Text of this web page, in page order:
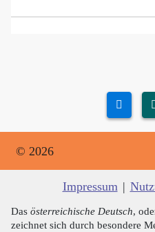
© 2026
Impressum |
Das österreichische Deutsch,
zeichnet sich durch besondere